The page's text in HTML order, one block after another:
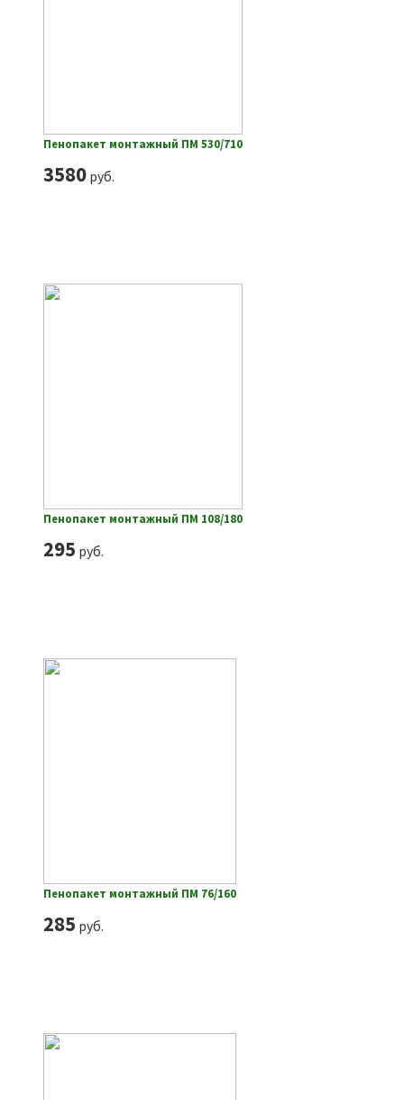
Пенопакет монтажный ПМ 530/710
3580руб.
Пенопакет монтажный ПМ 108/180
295 руб.
Пенопакет монтажный ПМ 76/160
285 руб.